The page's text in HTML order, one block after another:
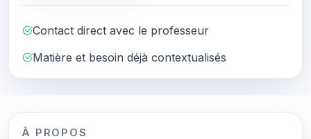
Contact direct avec le professeur
Matière et besoin déjà contextualisés
À PROPOS